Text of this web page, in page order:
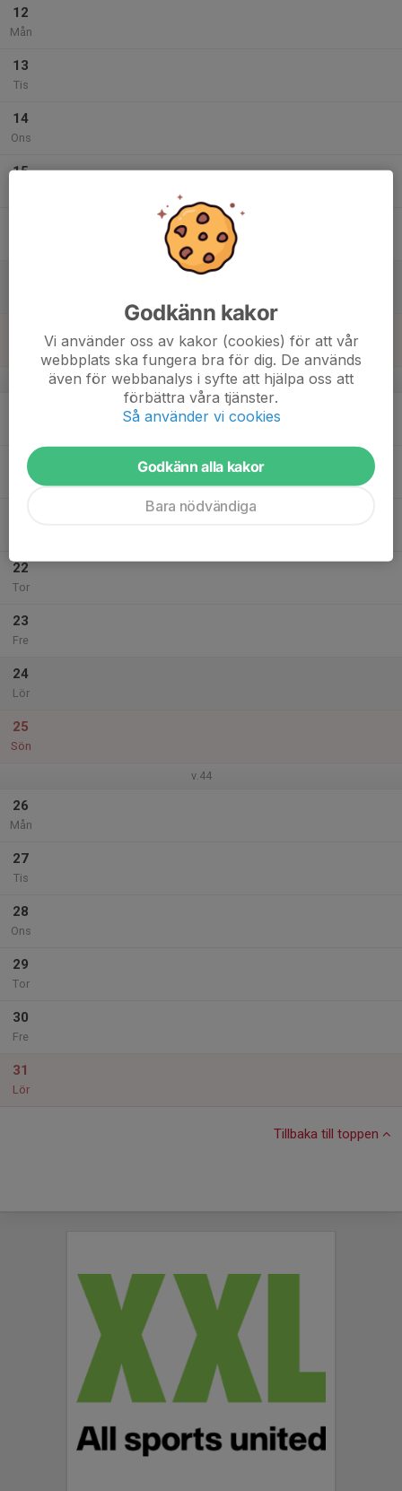
12
Mån
13
Tis
14
Ons
15
v.43
20
22
Tor
23
Fre
24
Lör
25
Sön
v.44
26
Mån
27
Tis
28
Ons
29
Tor
30
Fre
31
Lör
Tillbaka till toppen
Godkänn kakor
Vi använder oss av kakor (cookies) för att vår
webbplats ska fungera bra för dig. De används
även för webbanalys i syfte att hjälpa oss att
förbättra våra tjänster.
Så använder vi cookies
Godkänn alla kakor
Bara nödvändiga